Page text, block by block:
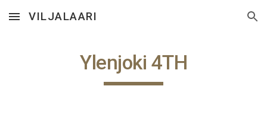
Skip to main content Skip to navigation
VILJALAARI
Ylenjoki 4TH